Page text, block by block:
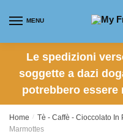
MENU
Le spedizioni
soggette a dazi
potrebbero
Home / Tè - Caffè - Cioccolato In
Marmottes